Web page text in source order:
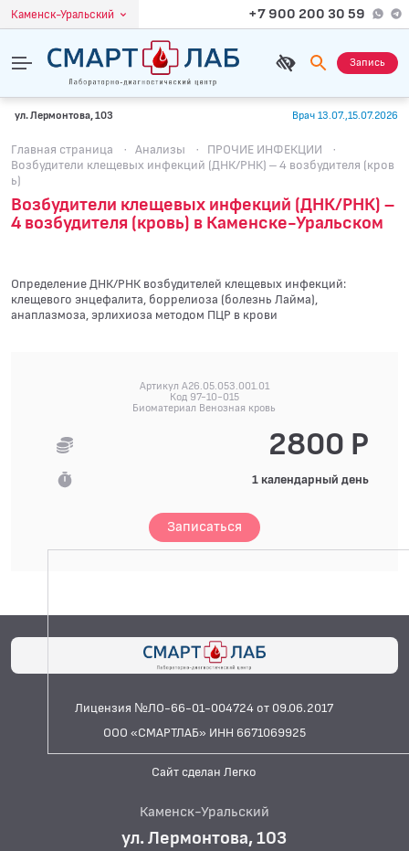
Каменск-Уральский +7 900 200 30 59
Запись
ул. Лермонтова, 103 Врач 13.07.,15.07.2026
Главная страница · Анализы · ПРОЧИЕ ИНФЕКЦИИ
·
Возбудители клещевых инфекций (ДНК/РНК) – 4 возбудителя (кров
ь)
Возбудители клещевых инфекций (ДНК/РНК) –
4 возбудителя (кровь) в Каменске-Уральском
Определение ДНК/РНК возбудителей клещевых инфекций:
клещевого энцефалита, боррелиоза (болезнь Лайма),
анаплазмоза, эрлихиоза методом ПЦР в крови
Артикул A26.05.053.001.01
Код 97-10-015
Биоматериал Венозная кровь
2800 Р
1 календарный день
Записаться
Лицензия №ЛО-66-01-004724 от 09.06.2017
ООО «СМАРТЛАБ» ИНН 6671069925
Сайт сделан Легко
Каменск-Уральский
ул. Лермонтова, 103